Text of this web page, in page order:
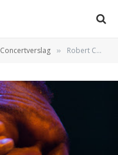
Concertverslag » Robert Cray (Paradiso, 16-10-2012)